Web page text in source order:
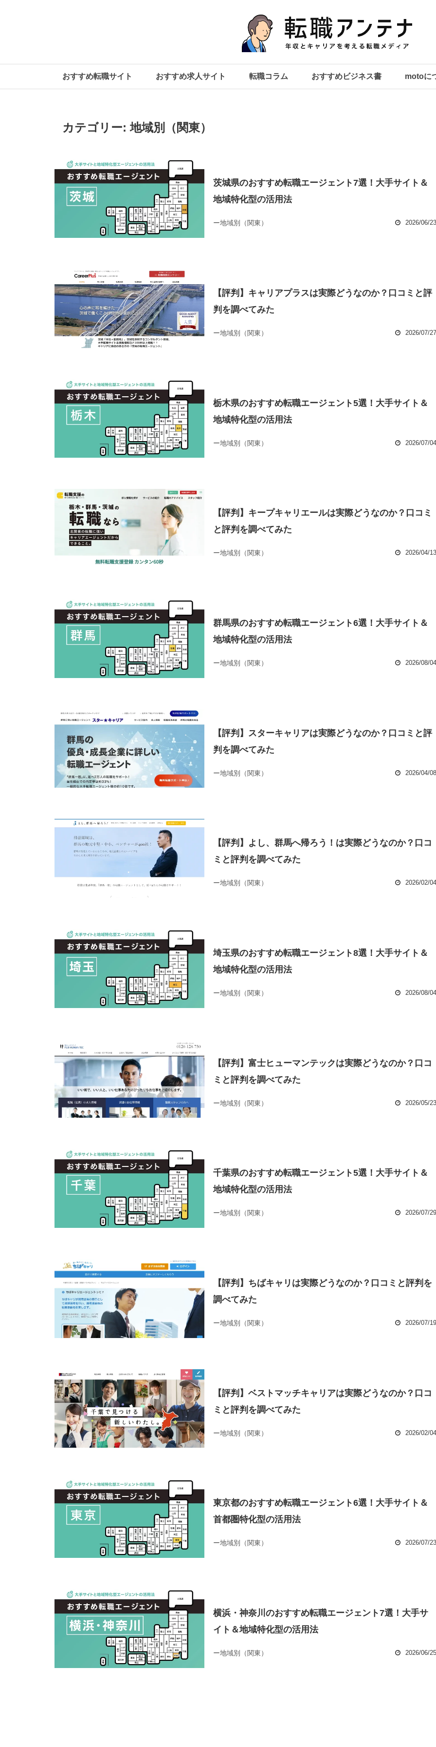
おすすめ転職サイト おすすめ求人サイト 転職コラム おすすめビジネス書 motoに
カテゴリー:地域別（関東）
茨城県のおすすめ転職エージェント7選！大手サイト＆
地域特化型の活用法
ー地域別（関東） 2026/06/23
【評判】キャリアプラスは実際どうなのか？口コミと評
判を調べてみた
ー地域別（関東） 2026/07/27
栃木県のおすすめ転職エージェント5選！大手サイト＆
地域特化型の活用法
ー地域別（関東） 2026/07/04
【評判】キープキャリエールは実際どうなのか？口コミ
と評判を調べてみた
ー地域別（関東） 2026/04/13
群馬県のおすすめ転職エージェント6選！大手サイト＆
地域特化型の活用法
ー地域別（関東） 2026/08/04
【評判】スターキャリアは実際どうなのか？口コミと評
判を調べてみた
ー地域別（関東） 2026/04/08
【評判】よし、群馬へ帰ろう！は実際どうなのか？口コ
ミと評判を調べてみた
ー地域別（関東） 2026/02/04
埼玉県のおすすめ転職エージェント8選！大手サイト＆
地域特化型の活用法
ー地域別（関東） 2026/08/04
【評判】富士ヒューマンテックは実際どうなのか？口コ
ミと評判を調べてみた
ー地域別（関東） 2026/05/23
千葉県のおすすめ転職エージェント5選！大手サイト＆
地域特化型の活用法
ー地域別（関東） 2026/07/29
【評判】ちばキャリは実際どうなのか？口コミと評判を
調べてみた
ー地域別（関東） 2026/07/19
【評判】ベストマッチキャリアは実際どうなのか？口コ
ミと評判を調べてみた
ー地域別（関東） 2026/02/04
東京都のおすすめ転職エージェント6選！大手サイト＆
首都圏特化型の活用法
ー地域別（関東） 2026/07/23
横浜・神奈川のおすすめ転職エージェント7選！大手サ
イト＆地域特化型の活用法
ー地域別（関東） 2026/06/25